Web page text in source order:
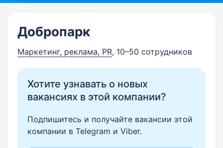
Добропарк
Маркетинг, реклама, PR, 10–50 сотрудников
Хотите узнавать о новых
вакансиях в этой компании?
Подпишитесь и получайте вакансии этой
компании в Telegram и Viber.